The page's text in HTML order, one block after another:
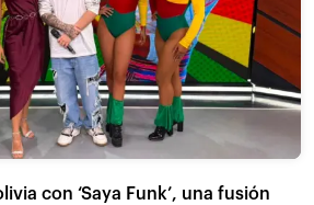
con ‘Saya Funk’, una fusión